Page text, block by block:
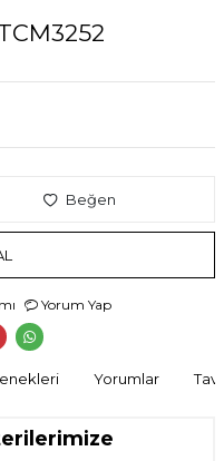
Beğen
Yorum Yap
Yorumlar